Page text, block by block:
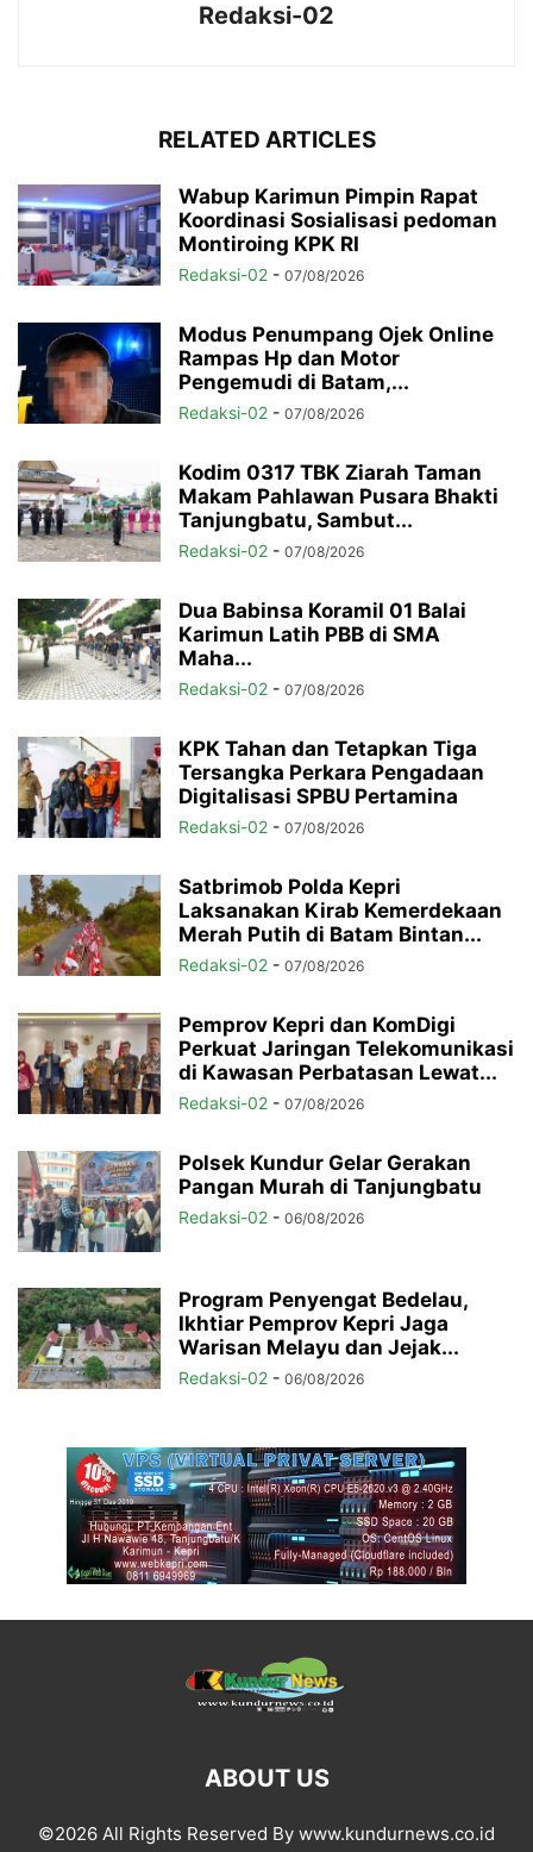
Redaksi-02
RELATED ARTICLES
Wabup Karimun Pimpin Rapat
Koordinasi Sosialisasi pedoman
Montiroing KPK RI
Redaksi-02 - 07/08/2026
Modus Penumpang Ojek Online
Rampas Hp dan Motor
Pengemudi di Batam,...
Redaksi-02 - 07/08/2026
Kodim 0317 TBK Ziarah Taman
Makam Pahlawan Pusara Bhakti
Tanjungbatu, Sambut...
Redaksi-02 - 07/08/2026
Dua Babinsa Koramil 01 Balai
Karimun Latih PBB di SMA
Maha...
Redaksi-02 - 07/08/2026
KPK Tahan dan Tetapkan Tiga
Tersangka Perkara Pengadaan
Digitalisasi SPBU Pertamina
Redaksi-02 - 07/08/2026
Satbrimob Polda Kepri
Laksanakan Kirab Kemerdekaan
Merah Putih di Batam Bintan...
Redaksi-02 - 07/08/2026
Pemprov Kepri dan KomDigi
Perkuat Jaringan Telekomunikasi
di Kawasan Perbatasan Lewat...
Redaksi-02 - 07/08/2026
Polsek Kundur Gelar Gerakan
Pangan Murah di Tanjungbatu
Redaksi-02 - 06/08/2026
Program Penyengat Bedelau,
Ikhtiar Pemprov Kepri Jaga
Warisan Melayu dan Jejak...
Redaksi-02 - 06/08/2026
ABOUT US
©2026 All Rights Reserved By www.kundurnews.co.id